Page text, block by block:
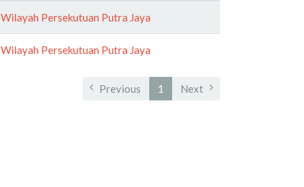
Wilayah Persekutuan Putra Jaya
Wilayah Persekutuan Putra Jaya
Previous 1 Next